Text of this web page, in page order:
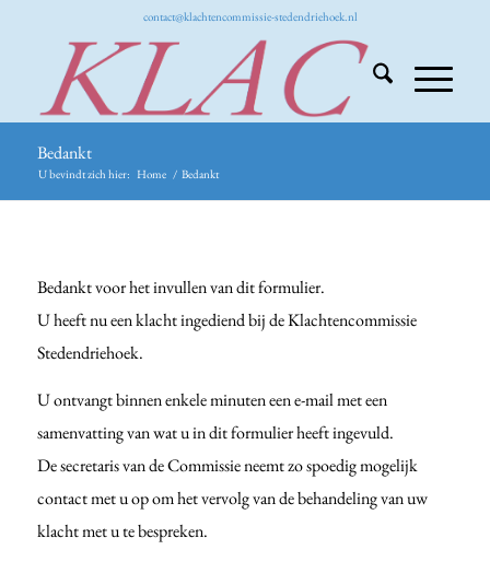
contact@klachtencommissie-stedendriehoek.nl
Bedankt
U bevindt zich hier: Home / Bedankt
Bedankt voor het invullen van dit formulier.
U heeft nu een klacht ingediend bij de Klachtencommissie
Stedendriehoek.
U ontvangt binnen enkele minuten een e-mail met een
samenvatting van wat u in dit formulier heeft ingevuld.
De secretaris van de Commissie neemt zo spoedig mogelijk
contact met u op om het vervolg van de behandeling van uw
klacht met u te bespreken.